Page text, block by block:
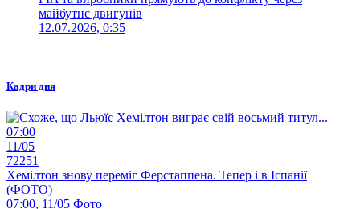
майбутнє двигунів
12.07.2026, 0:35
Кадри дня
07:00
11/05
72251
Хемілтон знову переміг Ферстаппена. Тепер і в Іспанії
(ФОТО)
07:00, 11/05 Фото